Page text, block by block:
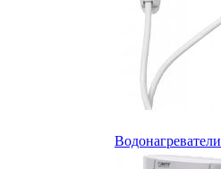
Водонагреватели